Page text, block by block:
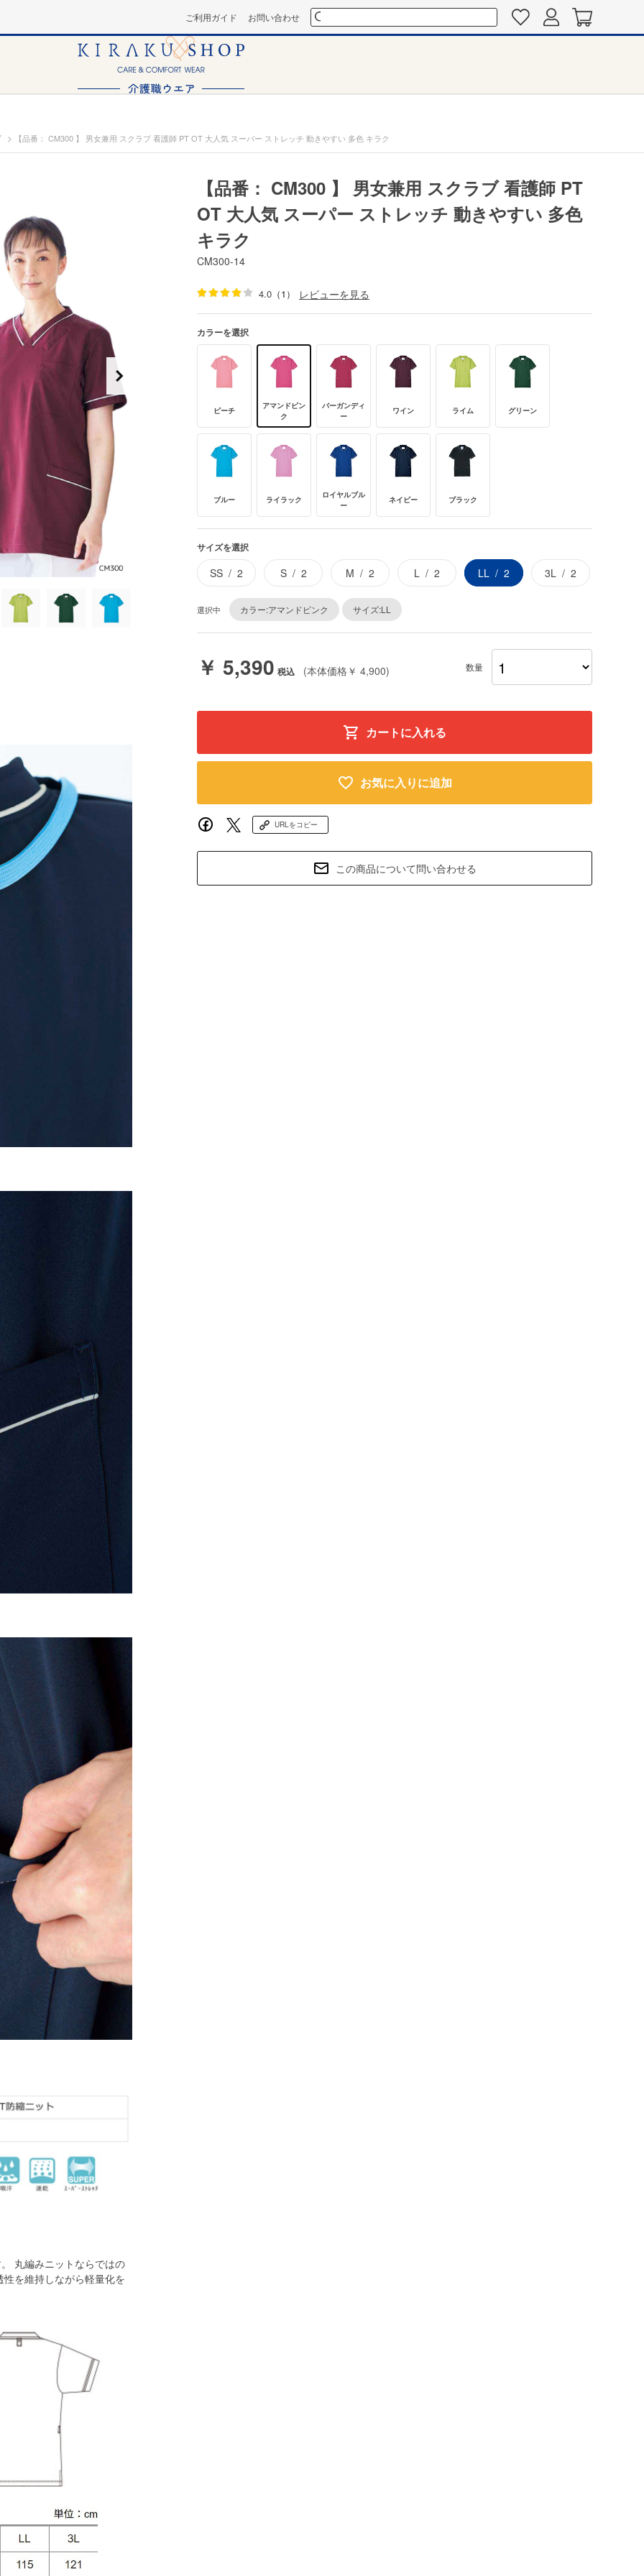
ご利用ガイド お問い合わせ
> 【品番： CM300 】 男女兼用 スクラブ 看護師 PT OT 大人気 スーパー ストレッチ 動きやすい 多色 キラク
丸編みニットならではの
を維持しながら軽量化を
【品番： CM300 】 男女兼用 スクラブ 看護師 PT
OT 大人気 スーパー ストレッチ 動きやすい 多色
キラク
CM300-14
4.0 （1） レビューを見る
カラーを選択
ピーチ
アマンドピン
ク
バーガンディ
ー
ワイン ライム グリーン
ブルー ライラック
ロイヤルブル
ー
ネイビー ブラック
サイズを選択
SS 2 S 2 M 2 L 2 LL 2 3L 2
選択中 カラー:アマンドピンク サイズ:LL
￥ 5,390 (本体価格￥ 4,900) 数量
カートに入れる
お気に入りに追加
URLをコピー
この商品について問い合わせる